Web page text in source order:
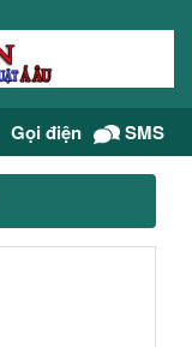
Gọi điện SMS